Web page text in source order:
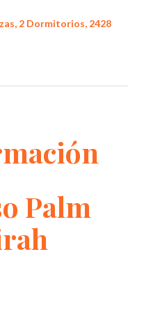
2 Dormitorios, 2428
Palm